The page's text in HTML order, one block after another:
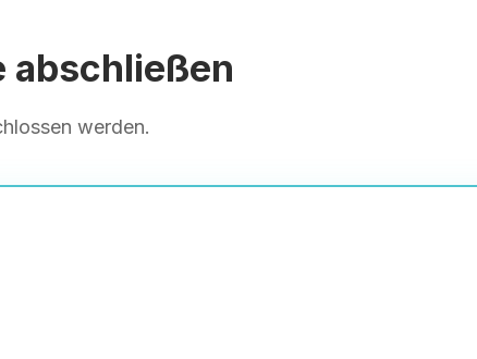
abschließen
werden.